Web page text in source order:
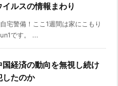
ルスの情報まわり
宅警備！ここ1週間は家にこもり
です。 ...
経済の動向を無視し続け
したのか